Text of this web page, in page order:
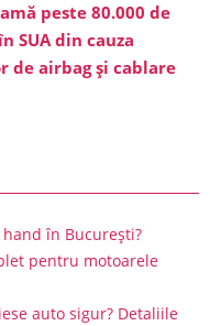
peste 80.000 de
SUA din cauza
de airbag și cablare
în București?
pentru motoarele
auto sigur? Detaliile